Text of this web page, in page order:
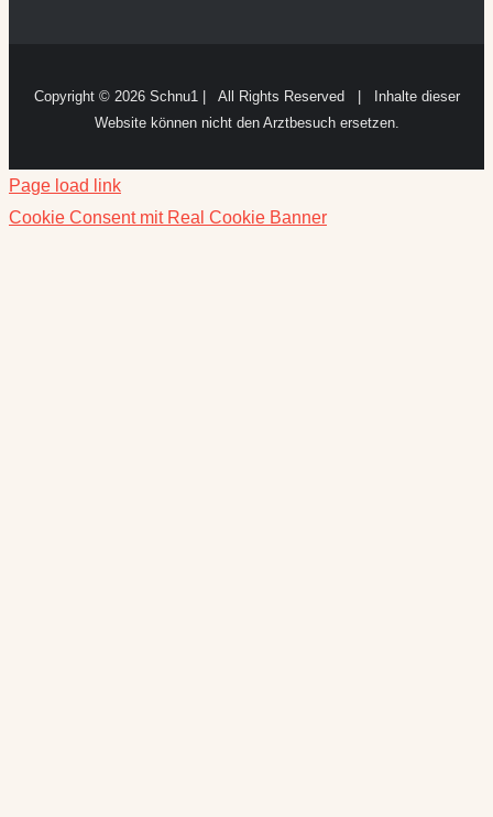
Copyright © 2026 Schnu1 | All Rights Reserved | Inhalte dieser
Website können nicht den Arztbesuch ersetzen.
Page load link
Cookie Consent mit Real Cookie Banner